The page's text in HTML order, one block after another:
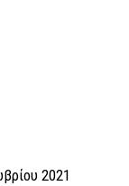
2021